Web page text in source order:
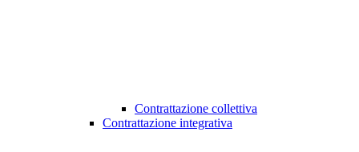
Contrattazione collettiva
Contrattazione integrativa